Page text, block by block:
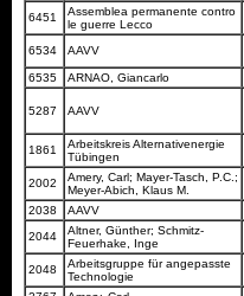
6451
Assemblea permanente contro
le guerre Lecco
6534 AAVV
6535 ARNAO, Giancarlo
5287 AAVV
1861
Arbeitskreis Alternativenergie
Tübingen
2002
Amery, Carl; Mayer-Tasch, P.C.;
Meyer-Abich, Klaus M.
2038 AAVV
2044
Altner, Günther; Schmitz-
Feuerhake, Inge
2048
Arbeitsgruppe für angepasste
Technologie